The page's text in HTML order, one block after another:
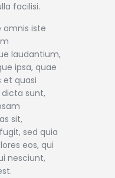
facilisi.
omnis iste
laudantium,
ipsa, quae
et quasi
sunt,
sit,
sed quia
eos, qui
nesciunt,